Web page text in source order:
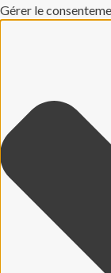
Gérer le